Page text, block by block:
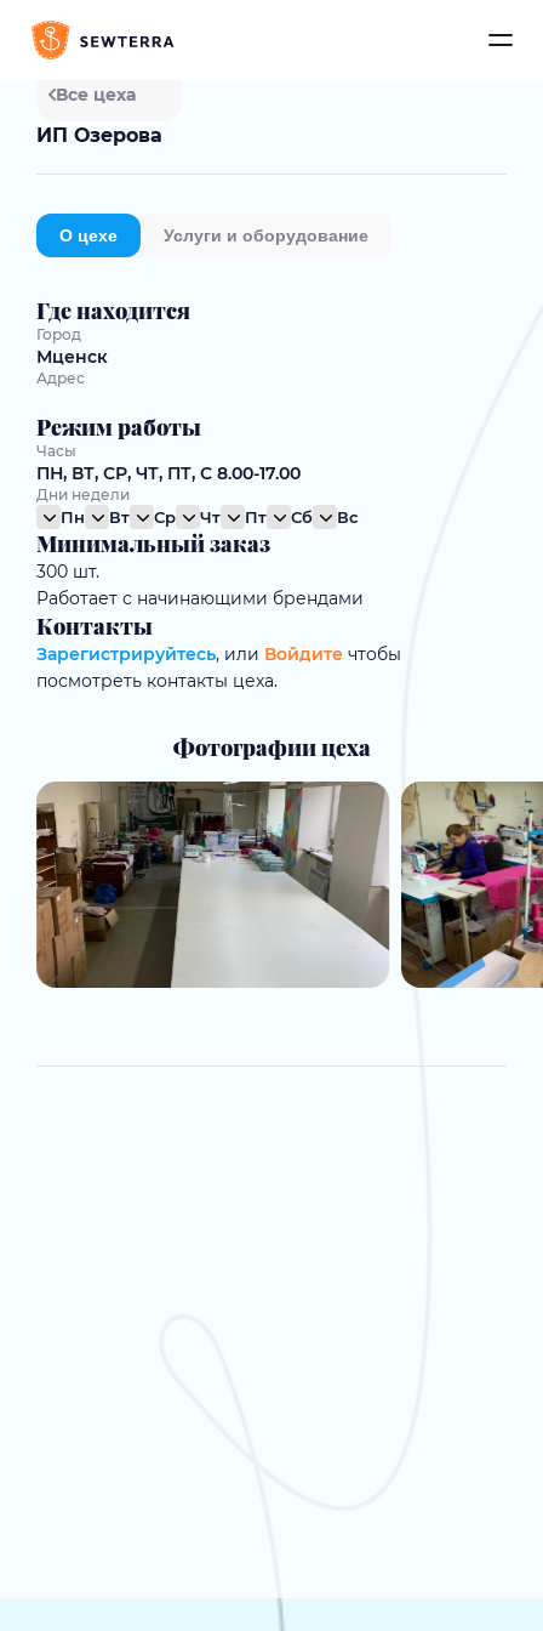
Все цеха
ИП Озерова
О цехе Услуги и оборудование
Где находится
Город
Мценск
Адрес
Режим работы
Часы
ПН, ВТ, СР, ЧТ, ПТ, С 8.00-17.00
Дни недели
Пн Вт Ср Чт Пт Сб Вс
Минимальный заказ
300 шт.
Работает с начинающими брендами
Контакты
Зарегистрируйтесь, или Войдите чтобы
посмотреть контакты цеха.
Фотографии цеха